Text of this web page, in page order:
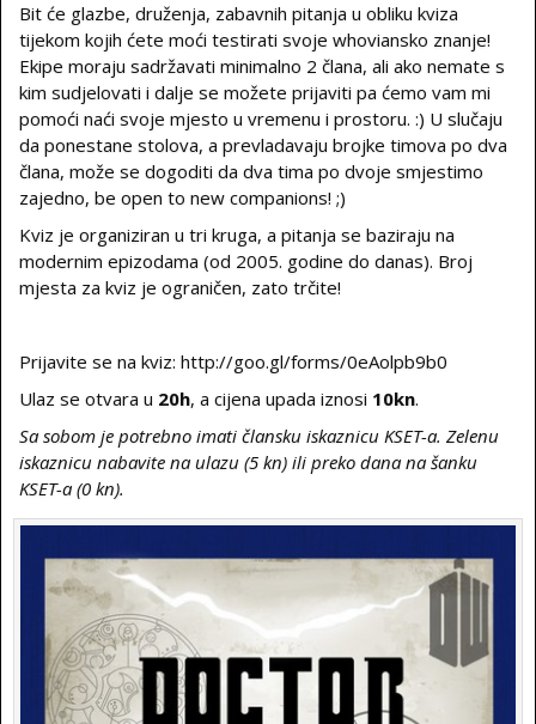
Bit će glazbe, druženja, zabavnih pitanja u obliku kviza
tijekom kojih ćete moći testirati svoje whoviansko znanje!
Ekipe moraju sadržavati minimalno 2 člana, ali ako nemate s
kim sudjelovati i dalje se možete prijaviti pa ćemo vam mi
pomoći naći svoje mjesto u vremenu i prostoru. :) U slučaju
da ponestane stolova, a prevladavaju brojke timova po dva
člana, može se dogoditi da dva tima po dvoje smjestimo
zajedno, be open to new companions! ;)
Kviz je organiziran u tri kruga, a pitanja se baziraju na
modernim epizodama (od 2005. godine do danas). Broj
mjesta za kviz je ograničen, zato trčite!
Prijavite se na kviz: http://goo.gl/forms/0eAolpb9b0
Ulaz se otvara u 20h, a cijena upada iznosi 10kn.
Sa sobom je potrebno imati člansku iskaznicu KSET-a. Zelenu
iskaznicu nabavite na ulazu (5 kn) ili preko dana na šanku
KSET-a (0 kn).